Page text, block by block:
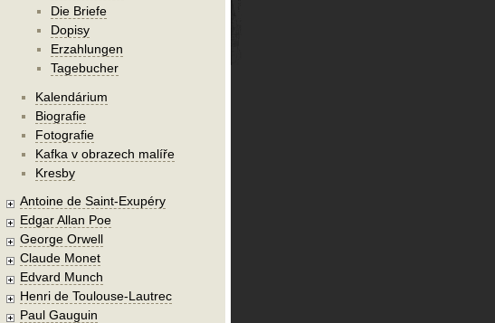
Die Briefe
Dopisy
Erzahlungen
Tagebucher
Kalendárium
Biografie
Fotografie
Kafka v obrazech malíře
Kresby
Antoine de Saint-Exupéry
Edgar Allan Poe
George Orwell
Claude Monet
Edvard Munch
Henri de Toulouse-Lautrec
Paul Gauguin